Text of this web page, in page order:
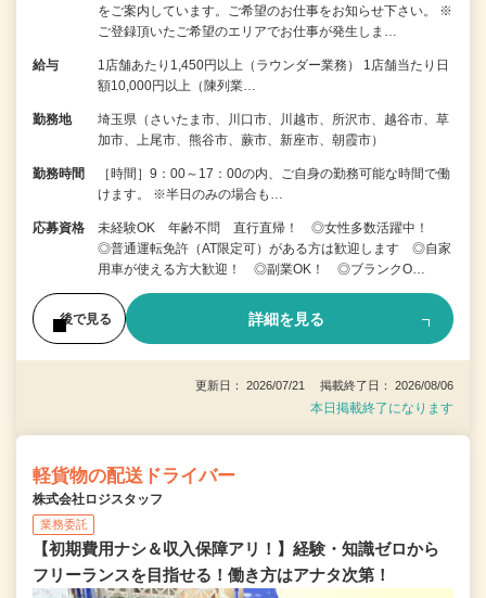
をご案内しています。ご希望のお仕事をお知らせ下さい。 ※
ご登録頂いたご希望のエリアでお仕事が発生しま…
給与
1店舗あたり1,450円以上（ラウンダー業務） 1店舗当たり日
額10,000円以上（陳列業…
勤務地
埼玉県（さいたま市、川口市、川越市、所沢市、越谷市、草
加市、上尾市、熊谷市、蕨市、新座市、朝霞市）
勤務時間
［時間］9：00～17：00の内、ご自身の勤務可能な時間で働
けます。 ※半日のみの場合も…
応募資格
未経験OK 年齢不問 直行直帰！ ◎女性多数活躍中！
◎普通運転免許（AT限定可）がある方は歓迎します ◎自家
用車が使える方大歓迎！ ◎副業OK！ ◎ブランクO…
後で見る 詳細を見る
更新日： 2026/07/21 掲載終了日： 2026/08/06
本日掲載終了になります
軽貨物の配送ドライバー
株式会社ロジスタッフ
業務委託
【初期費用ナシ＆収入保障アリ！】経験・知識ゼロから
フリーランスを目指せる！働き方はアナタ次第！